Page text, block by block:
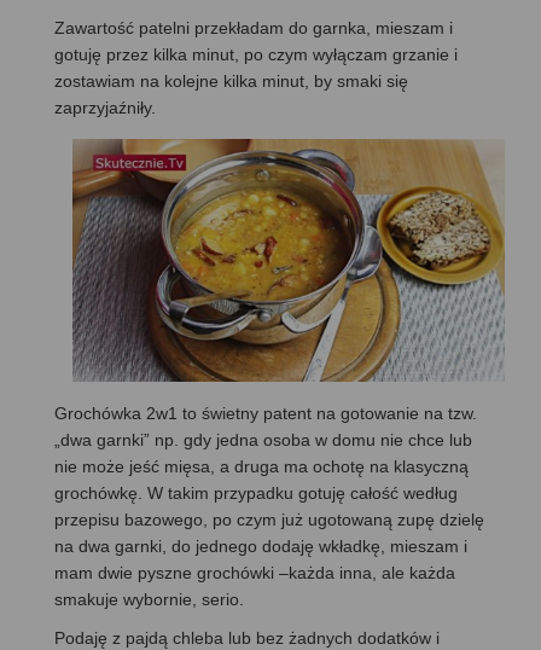
Zawartość patelni przekładam do garnka, mieszam i
gotuję przez kilka minut, po czym wyłączam grzanie i
zostawiam na kolejne kilka minut, by smaki się
zaprzyjaźniły.
Grochówka 2w1 to świetny patent na gotowanie na tzw.
„dwa garnki” np. gdy jedna osoba w domu nie chce lub
nie może jeść mięsa, a druga ma ochotę na klasyczną
grochówkę. W takim przypadku gotuję całość według
przepisu bazowego, po czym już ugotowaną zupę dzielę
na dwa garnki, do jednego dodaję wkładkę, mieszam i
mam dwie pyszne grochówki –każda inna, ale każda
smakuje wybornie, serio.
Podaję z pajdą chleba lub bez żadnych dodatków i